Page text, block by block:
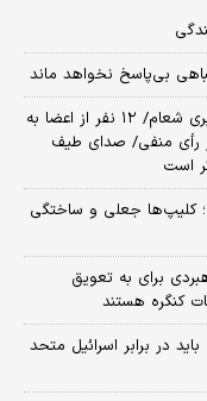
بی‌پاسخ نخواهد ماند
اظهارات جدید معاون پزشکیان درباره تصمیم‌گیری شعام/ ۱۲ نفر از اعضا به
رأی منفی/ صدای طیف
است
کلیپ‌ها جعلی و ساختگی
برای به تعویق
کنگره هستند
در برابر اسرائیل متحد